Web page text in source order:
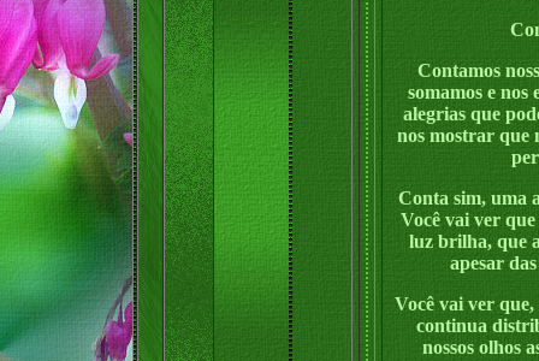
Contamos
somamos e nos
alegrias que
nos mostrar que
Conta sim, uma
Você vai ver
luz brilha, que
apesar
Você vai ver que,
continua
nossos olhos